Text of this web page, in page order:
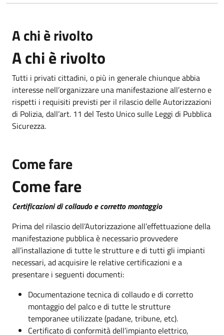
A chi è rivolto
A chi è rivolto
Tutti i privati cittadini, o più in generale chiunque abbia
interesse nell’organizzare una manifestazione all’esterno e
rispetti i requisiti previsti per il rilascio delle Autorizzazioni
di Polizia, dall’art. 11 del Testo Unico sulle Leggi di Pubblica
Sicurezza.
Come fare
Come fare
Certificazioni di collaudo e corretto montaggio
Prima del rilascio dell’Autorizzazione all’effettuazione della
manifestazione pubblica è necessario provvedere
all’installazione di tutte le strutture e di tutti gli impianti
necessari, ad acquisire le relative certificazioni e a
presentare i seguenti documenti:
Documentazione tecnica di collaudo e di corretto
montaggio del palco e di tutte le strutture
temporanee utilizzate (padane, tribune, etc).
Certificato di conformità dell’impianto elettrico,